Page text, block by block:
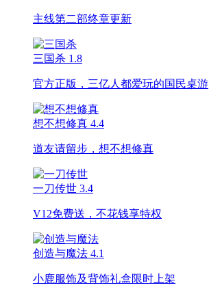
主线第二部终章更新
三国杀 1.8
官方正版，三亿人都爱玩的国民桌游
想不想修真 4.4
道友请留步，想不想修真
一刀传世 3.4
V12免费送，不花钱享特权
创造与魔法 4.1
小鹿服饰及背饰礼盒限时上架